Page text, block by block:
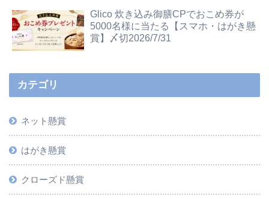
Glico 炊き込み御膳CPでおこめ券が
5000名様に当たる【スマホ・はがき懸
賞】〆切2026/7/31
カテゴリ
ネット懸賞
はがき懸賞
クローズド懸賞